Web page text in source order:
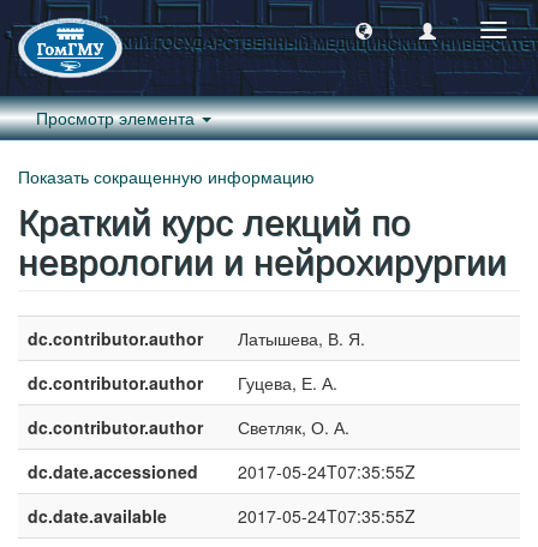
Просмотр элемента
Показать сокращенную информацию
Краткий курс лекций по
неврологии и нейрохирургии
dc.contributor.author
Латышева, В. Я.
dc.contributor.author
Гуцева, Е. А.
dc.contributor.author
Светляк, О. А.
dc.date.accessioned
2017-05-24T07:35:55Z
dc.date.available
2017-05-24T07:35:55Z